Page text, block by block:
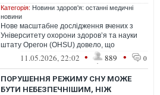
Категорія: Новини здоров'я: останні медичні
новини
Нове масштабне дослідження вчених з
Університету охорони здоров’я та науки
штату Орегон (OHSU) довело, що
якісний сон є одним із найважливіших
11.05.2026, 22:02 • 889 • 0
ПОРУШЕННЯ РЕЖИМУ СНУ МОЖЕ
БУТИ НЕБЕЗПЕЧНІШИМ, НІЖ